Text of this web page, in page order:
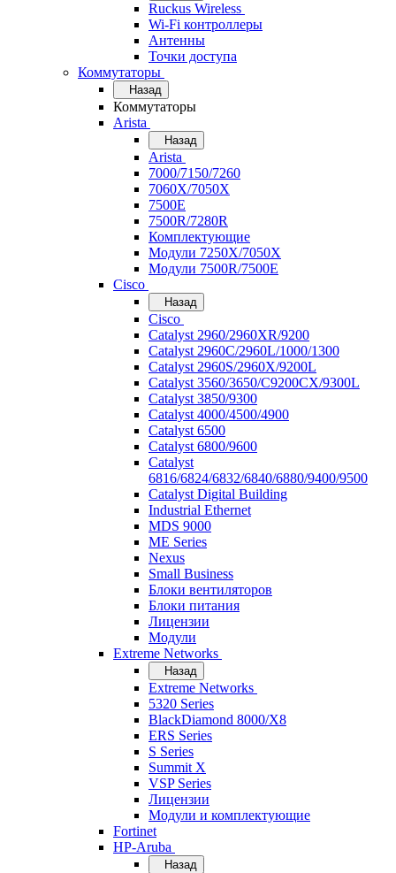
Ruckus Wireless
Wi-Fi контроллеры
Антенны
Точки доступа
Коммутаторы
Назад
Коммутаторы
Arista
Назад
Arista
7000/7150/7260
7060X/7050X
7500E
7500R/7280R
Комплектующие
Модули 7250X/7050X
Модули 7500R/7500E
Cisco
Назад
Cisco
Catalyst 2960/2960XR/9200
Catalyst 2960C/2960L/1000/1300
Catalyst 2960S/2960X/9200L
Catalyst 3560/3650/C9200CX/9300L
Catalyst 3850/9300
Catalyst 4000/4500/4900
Catalyst 6500
Catalyst 6800/9600
Catalyst
6816/6824/6832/6840/6880/9400/9500
Catalyst Digital Building
Industrial Ethernet
MDS 9000
ME Series
Nexus
Small Business
Блоки вентиляторов
Блоки питания
Лицензии
Модули
Extreme Networks
Назад
Extreme Networks
5320 Series
BlackDiamond 8000/X8
ERS Series
S Series
Summit X
VSP Series
Лицензии
Модули и комплектующие
Fortinet
HP-Aruba
Назад